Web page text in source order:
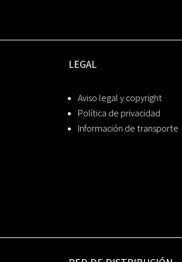
LEGAL
Aviso legal y copyright
Política de privacidad
Información de transporte